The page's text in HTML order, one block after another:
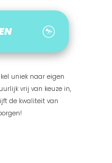
uniek naar eigen
vrij van keuze in,
de kwaliteit van